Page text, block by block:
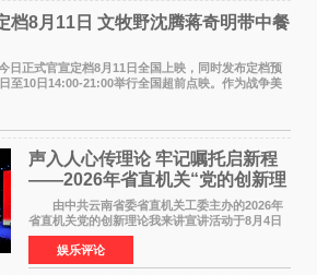
档8月11日 文牧野沈腾蒋奇明带中餐
正式官宣定档8月11日全国上映，同时发布定档预
至10日14:00-21:00举行全国超前点映。作为战争美
师徐福（沈腾
声入人心传理论 牢记嘱托启新程
——2026年省直机关“党的创新理
论我来讲”宣讲活动圆满落幕
由中共云南省委省直机关工委主办的2026年
省直机关党的创新理论我来讲宣讲活动于8月4日
至5日在昆明举办。活动以 "牢记嘱托 感恩奋进
开创云南发展新局面 "为主题，坚持以新时代中国
特色社会主义
娱乐评论